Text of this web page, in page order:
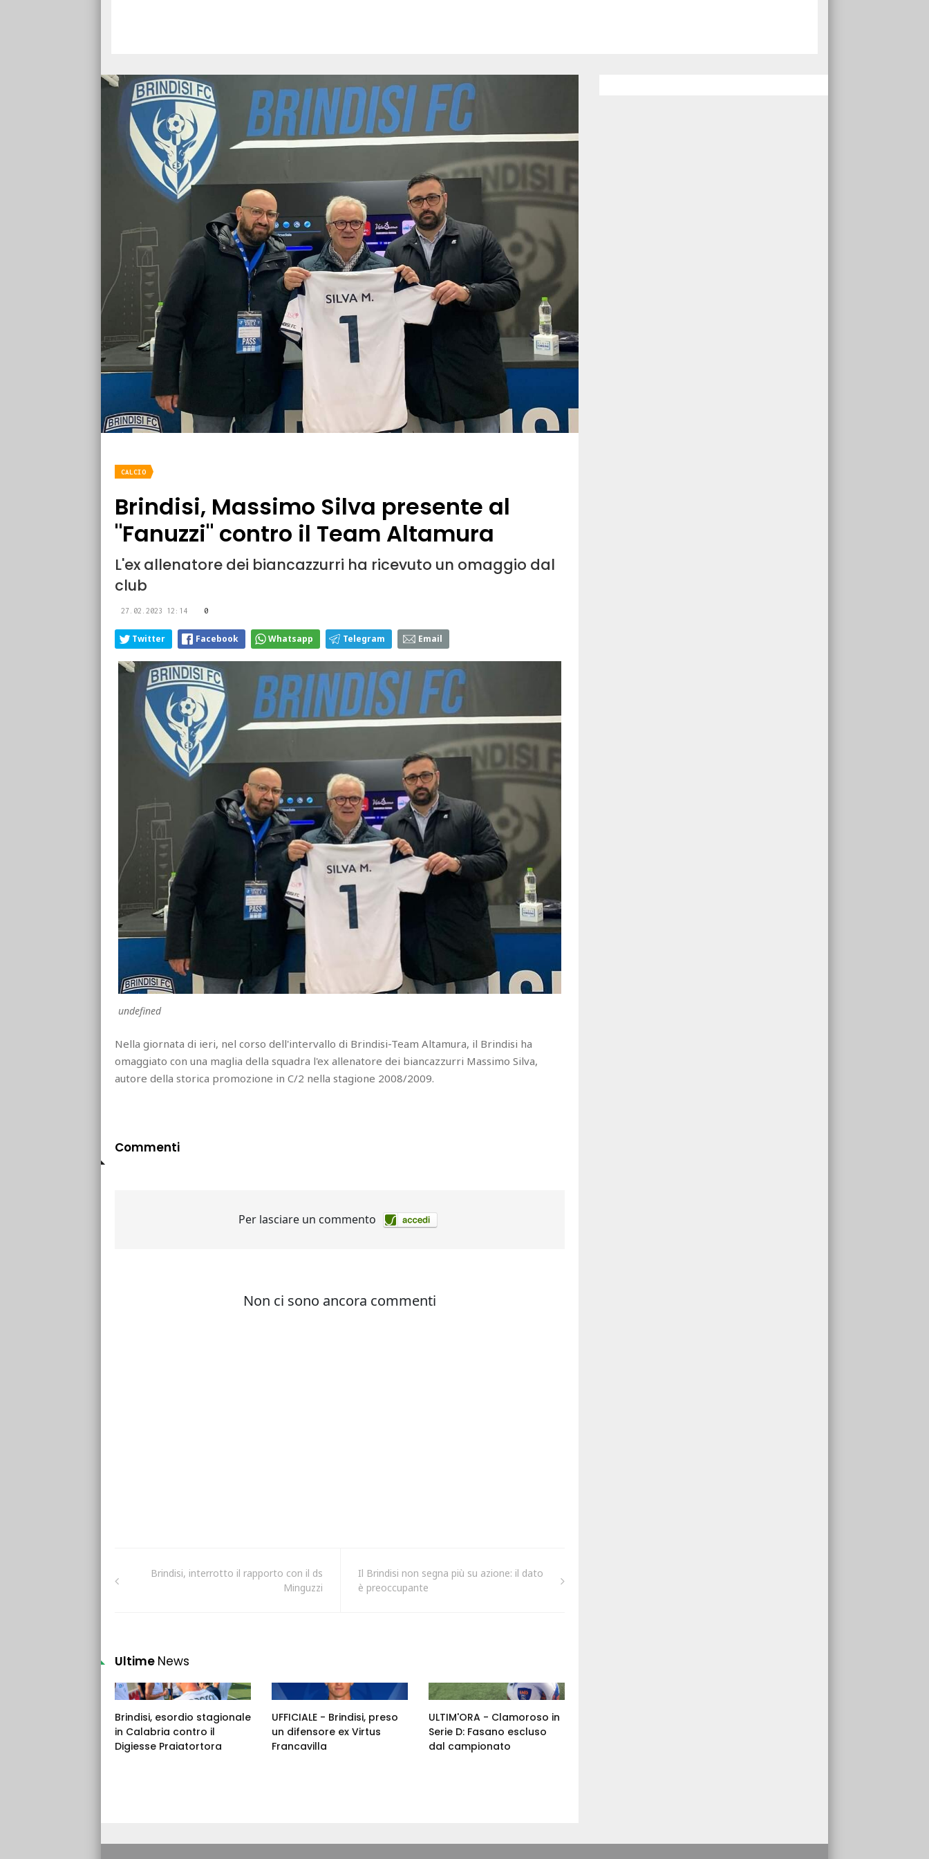
CALCIO
Brindisi, Massimo Silva presente al
"Fanuzzi" contro il Team Altamura
L'ex allenatore dei biancazzurri ha ricevuto un omaggio dal
club
27.02.2023 12:14 0
Twitter Facebook Whatsapp Telegram Email
undefined
Nella giornata di ieri, nel corso dell'intervallo di Brindisi-Team Altamura, il Brindisi ha
omaggiato con una maglia della squadra l'ex allenatore dei biancazzurri Massimo Silva,
autore della storica promozione in C/2 nella stagione 2008/2009.
Commenti
Brindisi, interrotto il rapporto con il ds
Minguzzi
Il Brindisi non segna più su azione: il dato
è preoccupante
Ultime News
Brindisi, esordio stagionale
in Calabria contro il
Digiesse Praiatortora
UFFICIALE - Brindisi, preso
un difensore ex Virtus
Francavilla
ULTIM'ORA - Clamoroso in
Serie D: Fasano escluso
dal campionato